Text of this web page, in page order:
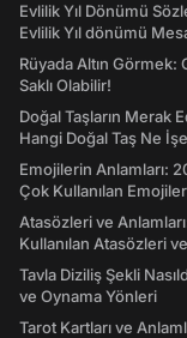
Evlilik Yıl Dönümü
Evlilik Yıl dönümü
Rüyada Altın
Saklı Olabilir!
Doğal Taşların Merak
Hangi Doğal Taş Ne
Emojilerin Anlamları:
Çok Kullanılan
Atasözleri ve
Kullanılan Atasözleri
Tavla Diziliş Şekli
ve Oynama Yönleri
Tarot Kartları ve